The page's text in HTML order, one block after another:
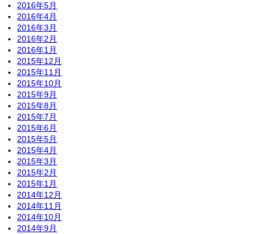
2016年5月
2016年4月
2016年3月
2016年2月
2016年1月
2015年12月
2015年11月
2015年10月
2015年9月
2015年8月
2015年7月
2015年6月
2015年5月
2015年4月
2015年3月
2015年2月
2015年1月
2014年12月
2014年11月
2014年10月
2014年9月